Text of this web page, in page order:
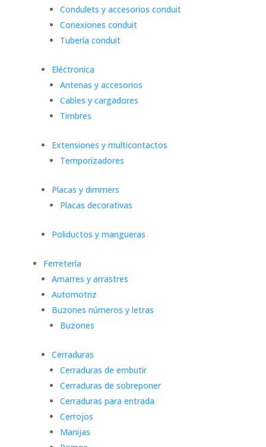
Condulets y accesorios conduit
Conexiones conduit
Tubería conduit
Eléctronica
Antenas y accesorios
Cables y cargadores
Timbres
Extensiones y multicontactos
Temporizadores
Placas y dimmers
Placas decorativas
Poliductos y mangueras
Ferretería
Amarres y arrastres
Automotriz
Buzones números y letras
Buzones
Cerraduras
Cerraduras de embutir
Cerraduras de sobreponer
Cerraduras para entrada
Cerrojos
Manijas